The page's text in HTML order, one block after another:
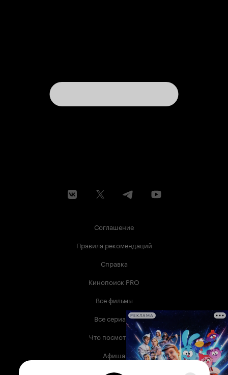
Соглашение
Правила рекомендаций
Справка
Кинопоиск PRO
Все фильмы
Все сериалы
Что посмотреть
Афиша
Музыка
РЕКЛАМА